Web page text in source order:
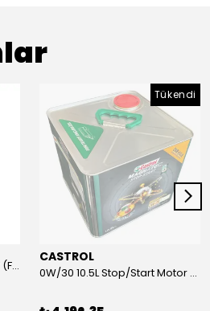
0W/20 6.2L Motor Yağı | FMY (Ford Motor Yağları)
Tükendi
CASTROL
0W/30 10.5L Stop/Start Motor Yağı | CASTROL